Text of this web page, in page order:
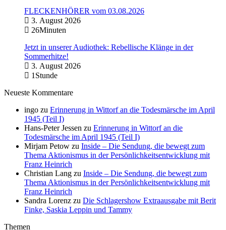
FLECKENHÖRER vom 03.08.2026
3. August 2026
26Minuten
Jetzt in unserer Audiothek: Rebellische Klänge in der
Sommerhitze!
3. August 2026
1Stunde
Neueste Kommentare
ingo zu Erinnerung in Wittorf an die Todesmärsche im April
1945 (Teil I)
Hans-Peter Jessen zu Erinnerung in Wittorf an die
Todesmärsche im April 1945 (Teil I)
Mirjam Petow zu Inside – Die Sendung, die bewegt zum
Thema Aktionismus in der Persönlichkeitsentwicklung mit
Franz Heinrich
Christian Lang zu Inside – Die Sendung, die bewegt zum
Thema Aktionismus in der Persönlichkeitsentwicklung mit
Franz Heinrich
Sandra Lorenz zu Die Schlagershow Extraausgabe mit Berit
Finke, Saskia Leppin und Tammy
Themen